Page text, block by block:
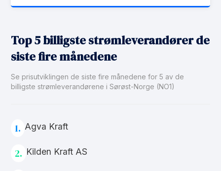
Top 5 billigste strømleverandører de
siste fire månedene
Se prisutviklingen de siste fire månedene for 5 av de
billigste strømleverandørene i Sørøst-Norge (NO1)
1. Agva Kraft
2. Kilden Kraft AS